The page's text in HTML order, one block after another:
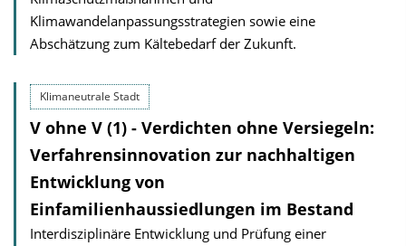
Klimawandelanpassungsstrategien sowie eine
Abschätzung zum Kältebedarf der Zukunft.
Klimaneutrale Stadt
V ohne V (1) - Verdichten ohne Versiegeln:
Verfahrensinnovation zur nachhaltigen
Entwicklung von
Einfamilienhaussiedlungen im Bestand
Interdisziplinäre Entwicklung und Prüfung einer